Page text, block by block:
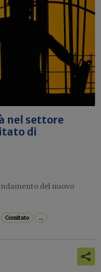
nel settore
di
del nuovo
Comitato ...